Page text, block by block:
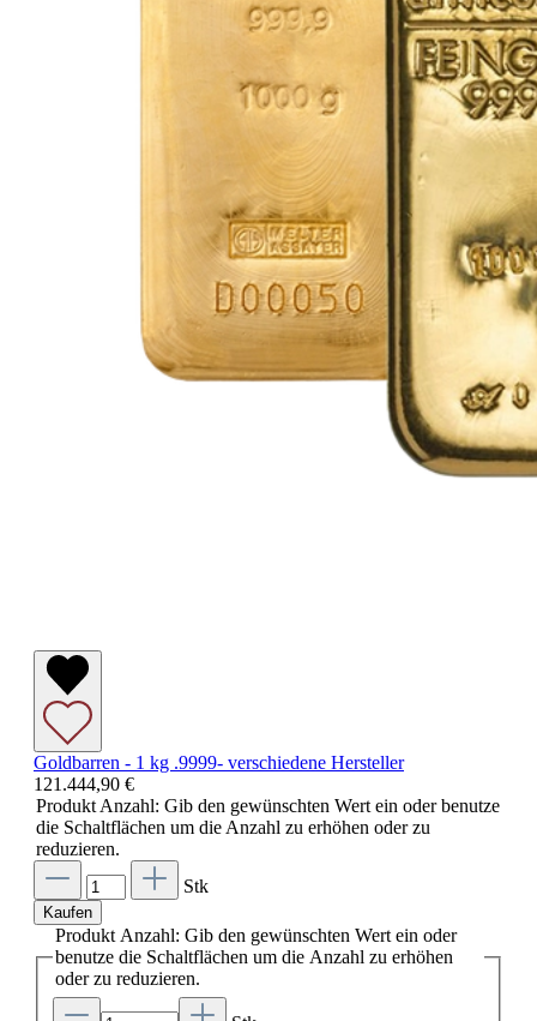
Goldbarren - 1 kg .9999- verschiedene Hersteller
121.444,90 €
Produkt Anzahl: Gib den gewünschten Wert ein oder benutze
die Schaltflächen um die Anzahl zu erhöhen oder zu
reduzieren.
Stk
Kaufen
Produkt Anzahl: Gib den gewünschten Wert ein oder
benutze die Schaltflächen um die Anzahl zu erhöhen
oder zu reduzieren.